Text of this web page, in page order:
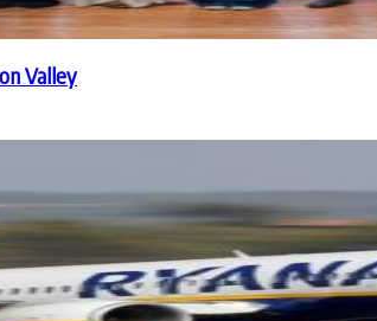
Valley